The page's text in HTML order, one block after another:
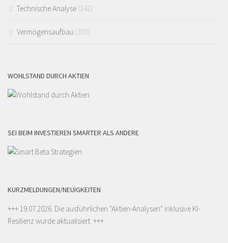
Technische Analyse (142)
Vermögensaufbau (393)
WOHLSTAND DURCH AKTIEN
SEI BEIM INVESTIEREN SMARTER ALS ANDERE
KURZMELDUNGEN/NEUIGKEITEN
+++ 19.07.2026: Die ausführlichen "Aktien-Analysen" inklusive KI-
Resilienz wurde aktualisiert. +++